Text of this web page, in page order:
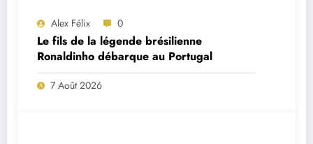
Alex Félix 0
Le fils de la légende brésilienne
Ronaldinho débarque au Portugal
7 Août 2026